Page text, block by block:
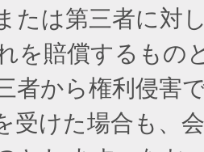
たは第三者に対
を賠償するもの
者から権利侵害
受けた場合も、